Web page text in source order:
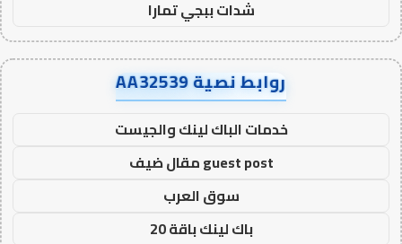
شدات ببجي تمارا
روابط نصية AA32539
خدمات الباك لينك والجيست
guest post مقال ضيف
سوق العرب
باك لينك باقة 20